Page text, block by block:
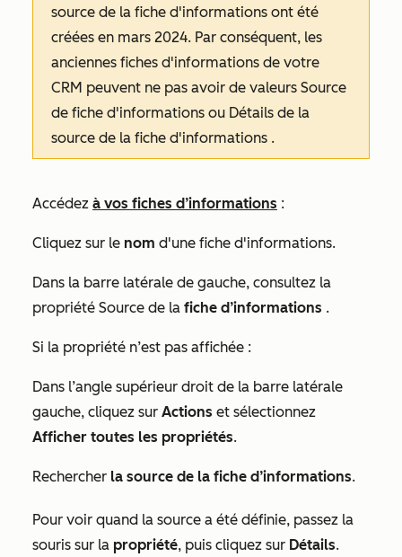
source de la fiche d'informations ont été
créées en mars 2024. Par conséquent, les
anciennes fiches d'informations de votre
CRM peuvent ne pas avoir de valeurs Source
de fiche d'informations ou Détails de la
source de la fiche d'informations .
Accédez à vos fiches d’informations :
Cliquez sur le nom d'une fiche d'informations.
Dans la barre latérale de gauche, consultez la
propriété Source de la fiche d’informations .
Si la propriété n’est pas affichée :
Dans l’angle supérieur droit de la barre latérale
gauche, cliquez sur Actions et sélectionnez
Afficher toutes les propriétés.
Rechercher la source de la fiche d’informations.
Pour voir quand la source a été définie, passez la
souris sur la propriété, puis cliquez sur Détails.